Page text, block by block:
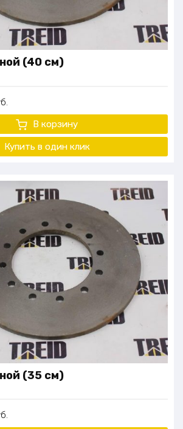
(40 см)
В корзину
Купить в один клик
(35 см)